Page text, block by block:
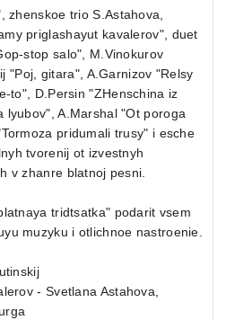
zhenskoe trio S.Astahova,
priglashayut kavalerov", duet
stop salo", M.Vinokurov
"Poj, gitara", A.Garnizov "Relsy
to", D.Persin "ZHenschina iz
lyubov", A.Marshal "Ot poroga
pridumali trusy" i esche
tvorenij ot izvestnyh
v zhanre blatnoj pesni.
tridtsatka" podarit vsem
muzyku i otlichnoe nastroenie.
- Svetlana Astahova,